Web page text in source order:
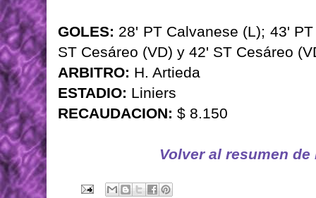
GOLES: 28' PT Calvanese (L); 43'
ST Cesáreo (VD) y 42' ST Cesáreo
ARBITRO: H. Artieda
ESTADIO: Liniers
RECAUDACION: $ 8.150
Volver al resumen